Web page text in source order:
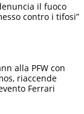
il fuoco
contro i tifosi”
alla PFW con
riaccende
Ferrari